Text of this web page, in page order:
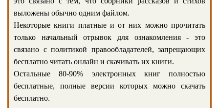
выложены обычно одним файлом.
Некоторые книги платные и от них можно прочитать
только начальный отрывок для ознакомления - это
связано с политикой правообладателей, запрещающих
бесплатно читать онлайн и скачивать их книги.
Остальные 80-90% электронных книг полностью
бесплатные, полные версии которых можно скачать
бесплатно.